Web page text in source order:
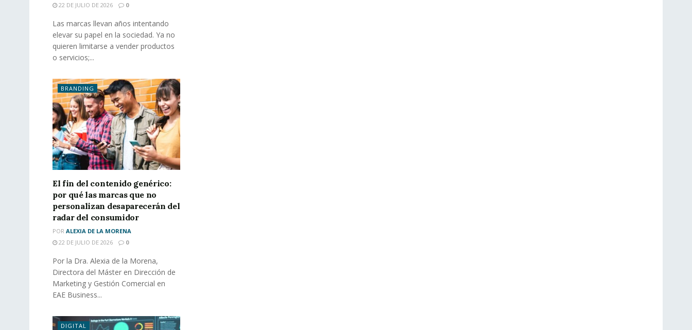
22 DE JULIO DE 2026
0
Las marcas llevan años intentando
elevar su papel en la sociedad. Ya no
quieren limitarse a vender productos
o servicios;...
BRANDING
El fin del contenido genérico:
por qué las marcas que no
personalizan desaparecerán del
radar del consumidor
POR ALEXIA DE LA MORENA
22 DE JULIO DE 2026
0
Por la Dra. Alexia de la Morena,
Directora del Máster en Dirección de
Marketing y Gestión Comercial en
EAE Business...
DIGITAL